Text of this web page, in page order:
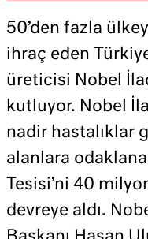
50’den fazla
ihraç eden
üreticisi Nobel İlaç
kutluyor. Nobel
nadir hastalıklar
alanlara
Tesisi’ni 40
devreye aldı.